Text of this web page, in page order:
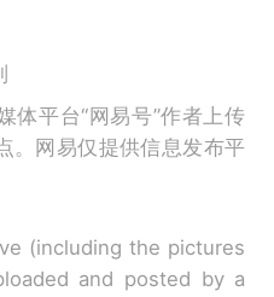
体平台“网易号”作者上传
。网易仅提供信息发布平
(including the pictures
and posted by a